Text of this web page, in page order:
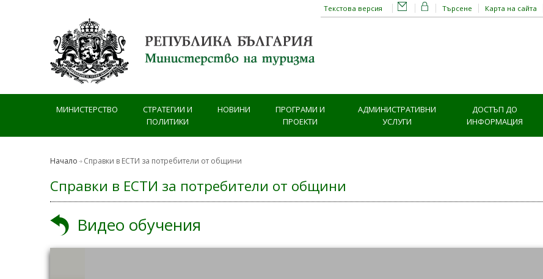
Търсене Карта на сайта
Текстова версия
МИНИСТЕРСТВО
СТРАТЕГИИ И
ПОЛИТИКИ
НОВИНИ
ПРОГРАМИ И
ПРОЕКТИ
АДМИНИСТРАТИВНИ
УСЛУГИ
ДОСТЪП ДО
ИНФОРМАЦИЯ
Начало Справки в ЕСТИ за потребители от общини
Справки в ЕСТИ за потребители от общини
Видео обучения